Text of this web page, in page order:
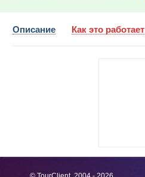
Описание Как это работает